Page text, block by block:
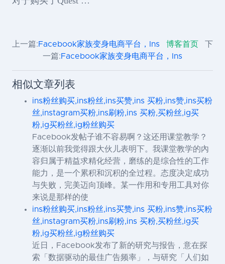
上一篇:Facebook家族变身电商平台，Ins 博客首页
下
一篇:Facebook家族变身电商平台，Ins
相似文章列表
ins粉丝购买,ins粉丝,ins买赞,ins 买粉,ins赞,ins买粉
丝,instagram买粉,ins刷粉,ins 买粉,买粉丝,ig买
粉,ig买粉丝,ig粉丝购买
Facebook发帖子谁不容易啊？这还用课堂教学？
逐渐以前我觉得跟大伙儿表明下。我课堂教学的內
容归属于精益求精化经营，磨练的是综合性的工作
能力，是一个累积和沉积的全过程。态度决定成功
与失败，完美迈向顶峰。某一作用和专用工具对你
来说是那样的使
ins粉丝购买,ins粉丝,ins买赞,ins 买粉,ins赞,ins买粉
丝,instagram买粉,ins刷粉,ins 买粉,买粉丝,ig买
粉,ig买粉丝,ig粉丝购买
近日，Facebook发布了新的研究与报告，意在探
索「数据驱动的最佳广告频率」，与研究「人们如